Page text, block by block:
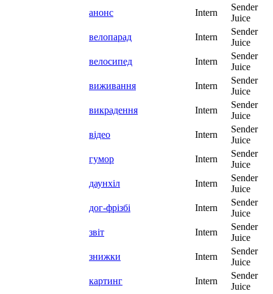
анонс
Intern
Sender
Juice
велопарад
Intern
Sender
Juice
велосипед
Intern
Sender
Juice
виживання
Intern
Sender
Juice
викрадення
Intern
Sender
Juice
відео
Intern
Sender
Juice
гумор
Intern
Sender
Juice
даунхіл
Intern
Sender
Juice
дог-фрізбі
Intern
Sender
Juice
звіт
Intern
Sender
Juice
знижки
Intern
Sender
Juice
картинг
Intern
Sender
Juice